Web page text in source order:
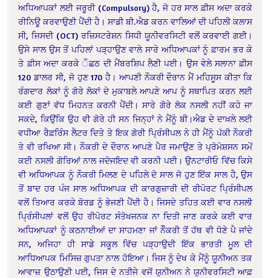
ਅਧਿਆਪਕਾਂ ਲਈ ਜਰੂਰੀ (Compulsory) ਹੈ, ਜੋ ਹਰ ਸਾਲ ਫ਼ੀਸ ਅਦਾ ਕਰਕੇ
ਰੀਨਿਊ ਕਰਵਾਉਣੀ ਪੈਂਦੀ ਹੈ। ਸਾਡੀ ਬੀ.ਐਡ ਕਰਨ ਵਾਲਿਆਂ ਦੀ ਪਹਿਲੀ ਕਲਾਸ
ਸੀ, ਜਿਸਦੀ (OCT) ਰਜ਼ਿਸਟਰੇਸ਼ਨ ਸਿਧੀ ਯੂਨੀਵਰਸਿਟੀ ਵਲੋਂ ਕਰਵਾਈ ਗਈ।
ਉਸੇ ਸਾਲ ਉਸ ਤੋਂ ਪਹਿਲਾਂ ਪੜ੍ਹਾਉਣ ਵਾਲੇ ਸਾਰੇ ਅਧਿਆਪਕਾਂ ਨੂੰ ਫ਼ਾਰਮ ਭਰ ਕੇ
ਤੇ ਫ਼ੀਸ ਅਦਾ ਕਰਕੇ ੌਛਠ ਦੀ ਮੈਂਬਰਸ਼ਿਪ ਲੈਣੀ ਪਈ। ਉਸ ਵੇਲੇ ਸਲਾਨਾ ਫ਼ੀਸ
120 ਡਾਲਰ ਸੀ, ਜੋ ਹੁਣ 170 ਹੈ। ਆਪਣੀ ਨੌਕਰੀ ਦੌਰਾਨ ਮੈਂ ਮਹਿਸੂਸ ਕੀਤਾ ਕਿ
ਰੰਗਦਾਰ ਲੋਕਾਂ ਨੂੰ ਗੋਰੇ ਲੋਕਾਂ ਦੇ ਮੁਕਾਬਲੇ ਆਪਣੇ ਆਪ ਨੂੰ ਸਥਾਪਿਤ ਕਰਨ ਲਈ
ਕਈ ਗੁਣਾਂ ਵੱਧ ਮਿਹਨਤ ਕਰਨੀ ਪੈਂਦੀ। ਸਾਰੇ ਗੋਰੇ ਲੋਕ ਨਸਲੀ ਨਹੀਂ ਕਹੇ ਜਾ
ਸਕਦੇ, ਕਿਉਂਕਿ ਉਹ ਵੀ ਗੋਰੇ ਹੀ ਸਨ ਜਿਨ੍ਹਾਂ ਨੇ ਮੈਂਨੂੰ ਬੀ।ਐਡ ਦੇ ਦਾਖ਼ਲੇ ਲਈ
ਵਧੀਆ ਰੈਫ਼ਰਿੰਸ ਲੈਟਰ ਦਿਤੇ ਤੇ ਇਕ ਗੋਰੀ ਪ੍ਰਿੰਸੀਪਲ ਨੇ ਹੀ ਮੈਂਨੂੰ ਪੱਕੀ ਨੌਕਰੀ
ਤੇ ਵੀ ਰਖਿਆ ਸੀ। ਨੌਕਰੀ ਦੇ ਦੌਰਾਨ ਆਪਣੇ ਪੈਰ ਜਮਾਉਣ ਤੇ ਪ੍ਰੋਮੋਸ਼ਸਨ ਸਮੇਂ
ਕਈ ਨਸਲੀ ਗੋਰਿਆਂ ਨਾਲ ਜਦੋਜਇਦ ਵੀ ਕਰਨੀ ਪਈ। ਉਨਟਾਰੀਓ ਵਿੱਚ ਕਿਸੇ
ਵੀ ਅਧਿਆਪਕ ਨੂੰ ਨੌਕਰੀ ਮਿਲਣ ਦੇ ਪਹਿਲੇ ਦੋ ਸਾਲ ਜੋ ਹੁਣ ਇੱਕ ਸਾਲ ਹੈ, ਉਸ
ਤੋਂ ਬਾਦ ਹਰ ਪੰਜ ਸਾਲ ਅਧਿਆਪਕ ਦੀ ਕਾਰਗੁਜ਼ਾਰੀ ਦੀ ਰੀਪੋਰਟ ਪ੍ਰਿੰਸੀਪਲ
ਵਲੋਂ ਤਿਆਰ ਕਰਕੇ ਬੋਰਡ ਨੂੰ ਭੇਜਣੀ ਪੈਂਦੀ ਹੈ। ਜਿਸਦੇ ਤਹਿਤ ਕਈ ਵਾਰ ਨਸਲੀ
ਪ੍ਰਿੰਸੀਪਲਾਂ ਵਲੋਂ ਉਹ ਰੀਪੋਰਟ ਸੰਤੋਖਜਨਕ ਨਾ ਦਿਤੀ ਜਾਣ ਕਰਕੇ ਕਈ ਵਾਰ
ਅਧਿਆਪਕਾਂ ਨੂੰ ਕਠਨਾਈਆਂ ਦਾ ਸਾਹਮਣਾ ਜਾਂ ਨੌੌਕਰੀ ਤੋਂ ਹੱਥ ਵੀ ਧੋਣੇ ਪੈ ਜਾਂਦੇ
ਸਨ, ਅਜਿਹਾ ਹੀ ਸਾਡੇ ਸਕੂਲ ਵਿੱਚ ਪੜ੍ਹਾਉਦੀ ਇੱਕ ਭਾਰਤੀ ਮੂਲ ਦੀ
ਆਧਿਆਪਕ ਮਿਸਿਜ਼ ਗੁਪਤਾ ਨਾਲ ਹੋਇਆ। ਜਿਸ ਨੂੰ ਦੇਖ ਕੇ ਮੈਂਨੂੰ ਯੂਨੀਅਨ ਤਕ
ਆਵਾਜ਼ ਉਠਾਉਣੀ ਪਈ, ਜਿਸ ਦੇ ਨਤੀਜੇ ਵਜੋਂ ਯੁਨੀਅਨ ਨੇ ਯੁਨੀਵਰਸਿਟੀ ਆਫ਼